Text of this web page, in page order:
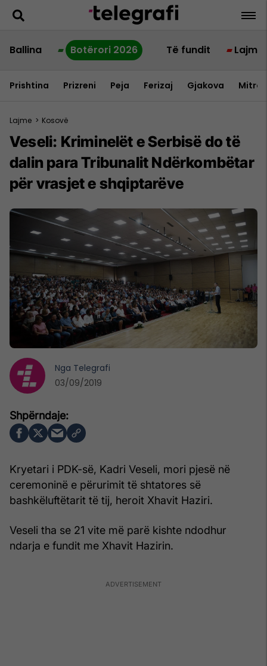
Ballina Botërori 2026 Të fundit Lajme
Prishtina Prizreni Peja Ferizaj Gjakova
Lajme > Kosovë
Veseli: Kriminelët e Serbisë do të
dalin para Tribunalit Ndërkombëtar
për vrasjet e shqiptarëve
Kryetari i PDK-së, Kadri Veseli, mori pjesë në
ceremoninë e përurimit të shtatores së
bashkëluftëtarit të tij, heroit Xhavit Haziri.
Veseli tha se 21 vite më parë kishte ndodhur
ndarja e fundit me Xhavit Hazirin.
Nga Telegrafi
03/09/2019